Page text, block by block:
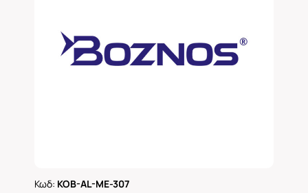
Κωδ: KOB-AL-ME-307